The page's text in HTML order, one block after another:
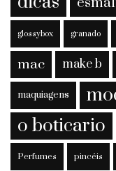
glossybox granado
mac make b
maquiagens
o boticario
Perfumes pincéis